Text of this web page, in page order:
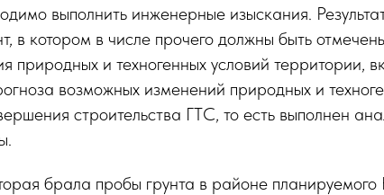
выполнить инженерные изыскания.
в котором в числе прочего должны быть
природных и техногенных условий территории,
возможных изменений природных и
строительства ГТС, то есть выполнен
брала пробы грунта в районе